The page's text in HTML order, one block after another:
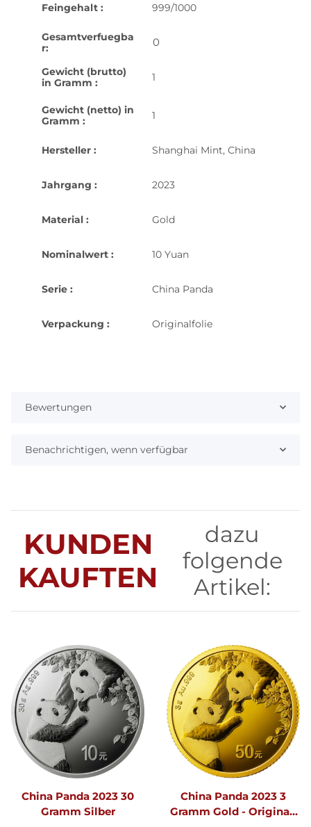
Feingehalt : 999/1000
Gesamtverfuegba
r:
0
Gewicht (brutto)
in Gramm :
1
Gewicht (netto) in
Gramm :
1
Hersteller : Shanghai Mint, China
Jahrgang : 2023
Material : Gold
Nominalwert : 10 Yuan
Serie : China Panda
Verpackung : Originalfolie
Bewertungen
Benachrichtigen, wenn verfügbar
KUNDEN
KAUFTEN
dazu
folgende
Artikel:
China Panda 2023 30
Gramm Silber
China Panda 2023 3
Gramm Gold - Original-